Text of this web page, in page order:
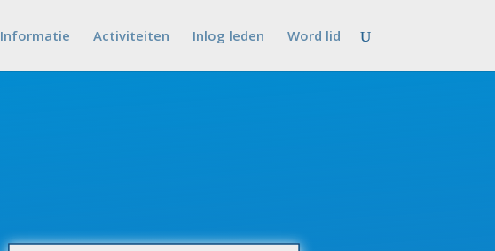
Informatie Activiteiten Inlog leden Word lid